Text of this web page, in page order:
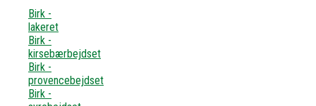
Birk -
lakeret
Birk -
kirsebærbejdset
Birk -
provencebejdset
Birk -